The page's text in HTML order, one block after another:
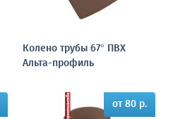
Колено трубы 67° ПВХ
Альта-профиль
от 80 р.